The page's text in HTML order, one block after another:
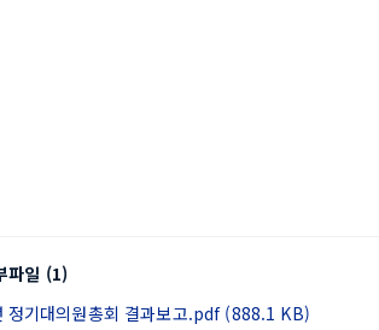
파일 (1)
정기대의원총회 결과보고.pdf (888.1 KB)